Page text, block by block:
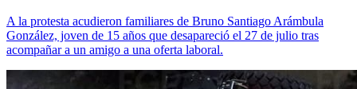
A la protesta acudieron familiares de Bruno Santiago Arámbula
González, joven de 15 años que desapareció el 27 de julio tras
acompañar a un amigo a una oferta laboral.